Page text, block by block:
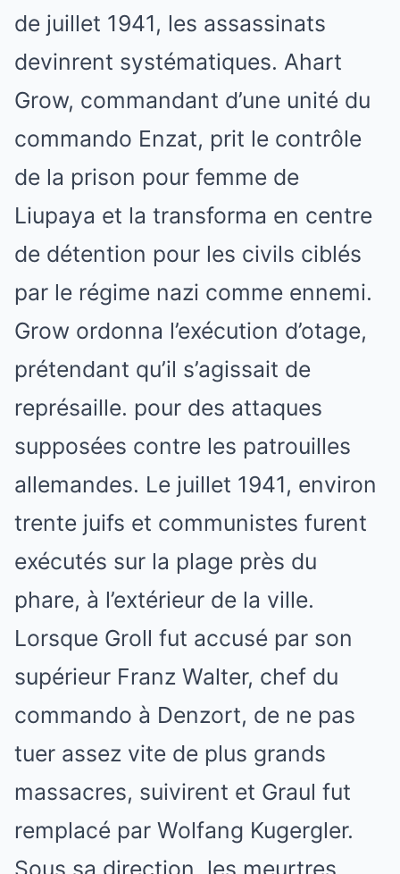
de juillet 1941, les assassinats
devinrent systématiques. Ahart
Grow, commandant d’une unité du
commando Enzat, prit le contrôle
de la prison pour femme de
Liupaya et la transforma en centre
de détention pour les civils ciblés
par le régime nazi comme ennemi.
Grow ordonna l’exécution d’otage,
prétendant qu’il s’agissait de
représaille. pour des attaques
supposées contre les patrouilles
allemandes. Le juillet 1941, environ
trente juifs et communistes furent
exécutés sur la plage près du
phare, à l’extérieur de la ville.
Lorsque Groll fut accusé par son
supérieur Franz Walter, chef du
commando à Denzort, de ne pas
tuer assez vite de plus grands
massacres, suivirent et Graul fut
remplacé par Wolfang Kugergler.
Sous sa direction, les meurtres